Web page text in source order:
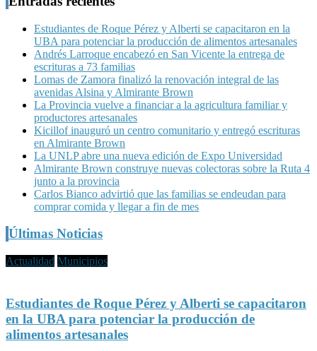
Estudiantes de Roque Pérez y Alberti se capacitaron en la
UBA para potenciar la producción de alimentos artesanales
Andrés Larroque encabezó en San Vicente la entrega de
escrituras a 73 familias
Lomas de Zamora finalizó la renovación integral de las
avenidas Alsina y Almirante Brown
La Provincia vuelve a financiar a la agricultura familiar y
productores artesanales
Kicillof inauguró un centro comunitario y entregó escrituras
en Almirante Brown
La UNLP abre una nueva edición de Expo Universidad
Almirante Brown construye nuevas colectoras sobre la Ruta 4
junto a la provincia
Carlos Bianco advirtió que las familias se endeudan para
comprar comida y llegar a fin de mes
Últimas Noticias
Actualidad Municipios
Estudiantes de Roque Pérez y Alberti se capacitaron
en la UBA para potenciar la producción de
alimentos artesanales